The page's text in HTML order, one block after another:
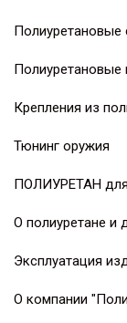
Полиуретановые
Полиуретановые
Крепления из
Тюнинг оружия
ПОЛИУРЕТАН
О полиуретане и
Эксплуатация
О компании